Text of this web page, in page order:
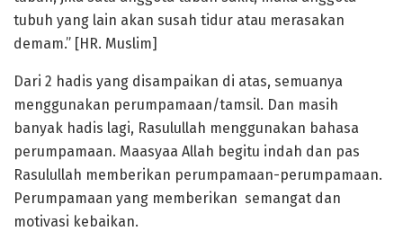
tubuh yang lain akan susah tidur atau merasakan
demam.” [HR. Muslim]
Dari 2 hadis yang disampaikan di atas, semuanya
menggunakan perumpamaan/tamsil. Dan masih
banyak hadis lagi, Rasulullah menggunakan bahasa
perumpamaan. Maasyaa Allah begitu indah dan pas
Rasulullah memberikan perumpamaan-perumpamaan.
Perumpamaan yang memberikan semangat dan
motivasi kebaikan.